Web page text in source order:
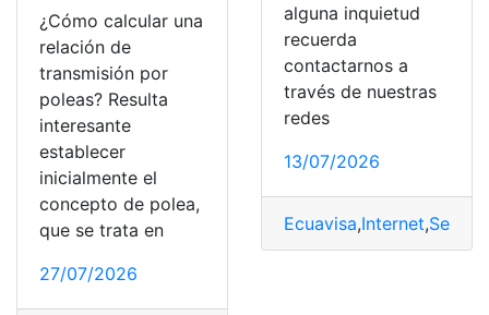
¿Cómo calcular una
relación de
transmisión por
poleas? Resulta
interesante
establecer
inicialmente el
concepto de polea,
que se trata en
27/07/2026
alguna inquietud
recuerda
contactarnos a
través de nuestras
redes
13/07/2026
Ecuavisa,Internet,Señal